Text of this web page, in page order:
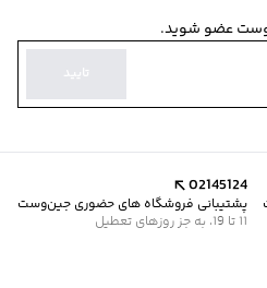
عضو شوید.
تایید
02145124
پشتیبانی فروشگاه های حضوری جین‌وست
11 تا 19، به جز روزهای تعطیل